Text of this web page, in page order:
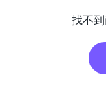
找不